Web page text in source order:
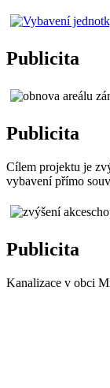
Publicita
Publicita
Cílem projektu je
vybavení přímo
Publicita
Kanalizace v obci